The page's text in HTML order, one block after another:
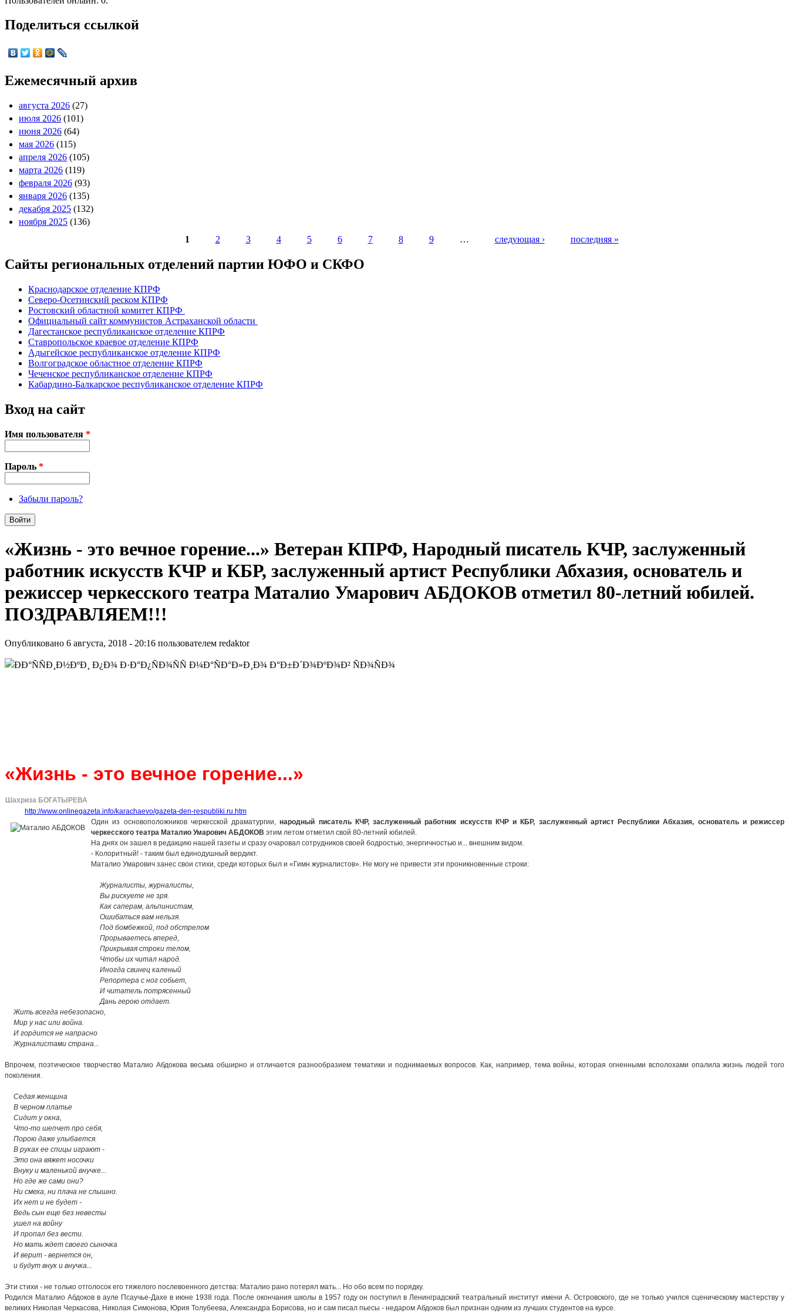
Поделиться ссылкой
Ежемесячный архив
августа 2026 (27)
июля 2026 (101)
июня 2026 (64)
мая 2026 (115)
апреля 2026 (105)
марта 2026 (119)
февраля 2026 (93)
января 2026 (135)
декабря 2025 (132)
ноября 2025 (136)
1 2 3 4 5 6 7 8 9 … следующая › последняя »
Сайты региональных отделений партии ЮФО и СКФО
Краснодарское отделение КПРФ
Северо-Осетинский реском КПРФ
Ростовский областной комитет КПРФ
Официальный сайт коммунистов Астраханской области
Дагестанское республиканское отделение КПРФ
Ставропольское краевое отделение КПРФ
Адыгейское республиканское отделение КПРФ
Волгоградское областное отделение КПРФ
Чеченское республиканское отделение КПРФ
Кабардино-Балкарское республиканское отделение КПРФ
Вход на сайт
Имя пользователя *
Пароль *
Забыли пароль?
«Жизнь - это вечное горение...» Ветеран КПРФ, Народный писатель КЧР, заслуженный
работник искусств КЧР и КБР, заслуженный артист Республики Абхазия, основатель и
режиссер черкесского театра Маталио Умарович АБДОКОВ отметил 80-летний юбилей.
ПОЗДРАВЛЯЕМ!!!
Опубликовано 6 августа, 2018 - 20:16 пользователем redaktor
«Жизнь - это вечное горение...»
Шахриза БОГАТЫРЕВА
http://www.onlinegazeta.info/karachaevo/gazeta-den-respubliki.ru.htm
Один из основоположников черкесской драматургии,народный писатель КЧР, заслуженный работник искусств КЧР и КБР, заслуженный артист Республики Абхазия, основатель и режиссер
черкесского театра Маталио Умарович АБДОКОВ этим летом отметил свой 80-летний юбилей.
На днях он зашел в редакцию нашей газеты и сразу очаровал сотрудников своей бодростью, энергичностью и... внешним видом.
- Колоритный! - таким был единодушный вердикт.
Маталио Умарович занес свои стихи, среди которых был и «Гимн журналистов». Не могу не привести эти проникновенные строки:
Журналисты, журналисты,
Вы рискуете не зря.
Как саперам, альпинистам,
Ошибаться вам нельзя.
Под бомбежкой, под обстрелом
Прорываетесь вперед,
Прикрывая строки телом,
Чтобы их читал народ.
Иногда свинец каленый
Репортера с ног собьет,
И читатель потрясенный
Дань герою отдает.
Жить всегда небезопасно,
Мир у нас или война.
И гордится не напрасно
Журналистами страна...
Впрочем, поэтическое творчество Маталио Абдокова весьма обширно и отличается разнообразием тематики и поднимаемых вопросов. Как, например, тема войны, которая огненными всполохами опалила жизнь людей того
поколения.
Седая женщина
В черном платье
Сидит у окна,
Что-то шепчет про себя,
Порою даже улыбается.
В руках ее спицы играют -
Это она вяжет носочки
Внуку и маленькой внучке...
Но где же сами они?
Ни смеха, ни плача не слышно.
Их нет и не будет -
Ведь сын еще без невесты
ушел на войну
И пропал без вести.
Но мать ждет своего сыночка
И верит - вернется он,
и будут внук и внучка...
Эти стихи - не только отголосок его тяжелого послевоенного детства: Маталио рано потерял мать... Но обо всем по порядку.
Родился Маталио Абдоков в ауле Псаучье-Дахе в июне 1938 года. После окончания школы в 1957 году он поступил в Ленинградский театральный институт имени А. Островского, где не только учился сценическому мастерству у
великих Николая Черкасова, Николая Симонова, Юрия Толубеева, Александра Борисова, но и сам писал пьесы - недаром Абдоков был признан одним из лучших студентов на курсе.